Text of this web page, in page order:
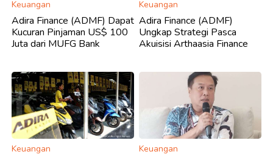
Keuangan
Adira Finance (ADMF) Dapat
Kucuran Pinjaman US$ 100
Juta dari MUFG Bank
Keuangan
Adira Finance (ADMF)
Ungkap Strategi Pasca
Akuisisi Arthaasia Finance
Keuangan Keuangan